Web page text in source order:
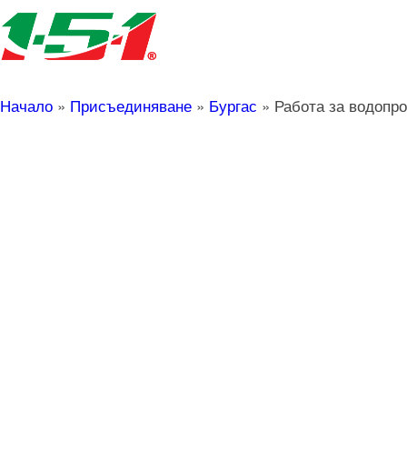
Начало » Присъединяване » Бургас » Работа за